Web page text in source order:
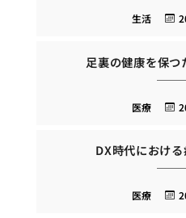
生活
足裏の健康を保
医療
DX時代におけ
医療